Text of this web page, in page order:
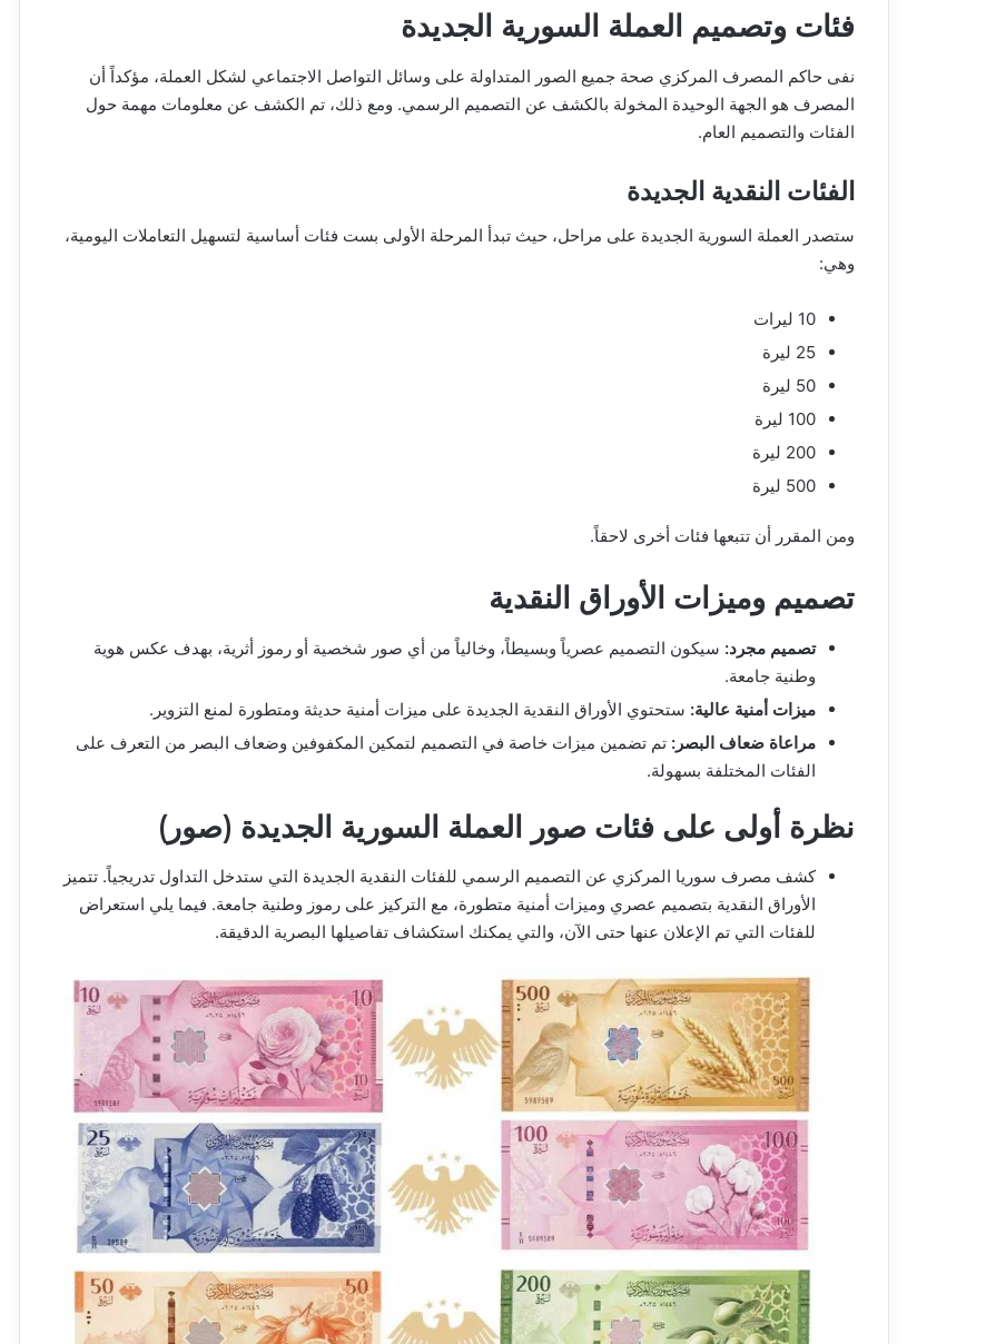
فئات وتصميم العملة السورية الجديدة
نفى حاكم المصرف المركزي صحة جميع الصور المتداولة على وسائل التواصل الاجتماعي لشكل العملة، مؤكداً أن
المصرف هو الجهة الوحيدة المخولة بالكشف عن التصميم الرسمي. ومع ذلك، تم الكشف عن معلومات مهمة حول
الفئات والتصميم العام.
الفئات النقدية الجديدة
ستصدر العملة السورية الجديدة على مراحل، حيث تبدأ المرحلة الأولى بست فئات أساسية لتسهيل التعاملات اليومية،
وهي:
10 ليرات
25 ليرة
50 ليرة
100 ليرة
200 ليرة
500 ليرة
ومن المقرر أن تتبعها فئات أخرى لاحقاً.
تصميم وميزات الأوراق النقدية
تصميم مجرد: سيكون التصميم عصرياً وبسيطاً، وخالياً من أي صور شخصية أو رموز أثرية، بهدف عكس هوية
وطنية جامعة.
ميزات أمنية عالية: ستحتوي الأوراق النقدية الجديدة على ميزات أمنية حديثة ومتطورة لمنع التزوير.
مراعاة ضعاف البصر: تم تضمين ميزات خاصة في التصميم لتمكين المكفوفين وضعاف البصر من التعرف على
الفئات المختلفة بسهولة.
نظرة أولى على فئات صور العملة السورية الجديدة (صور)
كشف مصرف سوريا المركزي عن التصميم الرسمي للفئات النقدية الجديدة التي ستدخل التداول تدريجياً. تتميز
الأوراق النقدية بتصميم عصري وميزات أمنية متطورة، مع التركيز على رموز وطنية جامعة. فيما يلي استعراض
للفئات التي تم الإعلان عنها حتى الآن، والتي يمكنك استكشاف تفاصيلها البصرية الدقيقة.